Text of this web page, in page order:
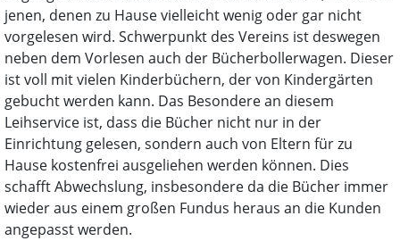
jenen, denen zu Hause vielleicht wenig oder gar nicht
vorgelesen wird. Schwerpunkt des Vereins ist deswegen
neben dem Vorlesen auch der Bücherbollerwagen. Dieser
ist voll mit vielen Kinderbüchern, der von Kindergärten
gebucht werden kann. Das Besondere an diesem
Leihservice ist, dass die Bücher nicht nur in der
Einrichtung gelesen, sondern auch von Eltern für zu
Hause kostenfrei ausgeliehen werden können. Dies
schafft Abwechslung, insbesondere da die Bücher immer
wieder aus einem großen Fundus heraus an die Kunden
angepasst werden.